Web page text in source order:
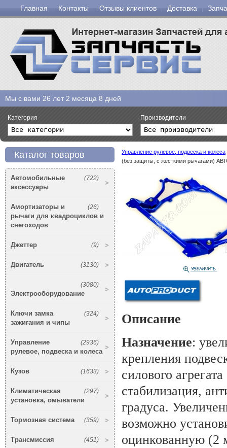
Главная Контакты Отзывы клиентов Доставка
Мы с вами 26 лет 2 месяца 8 дней
Категория Производители
Каталог товаров
(722)
Автомобильные
аксессуары
(26)
Амортизаторы и
рычаги для квадроциклов и
снегоходов
(9)
Джеттер
(3130)
Двигатель
(3080)
Электрооборудование
(324)
Ключи замка
зажигания и чипы
(2936)
Управление
рулевое, подвеска и колеса
(1633)
Кузов
(297)
Климатическая
установка, омыватели
(359)
Тормозная система
(451)
Трансмиссия
Управление рулевое, подвеска и колеса
(без защиты, с жесткими рычагами)
Описание
Назначение:
крепления
силового
стабилизация,
градуса.
возможно
оцинкованную (2